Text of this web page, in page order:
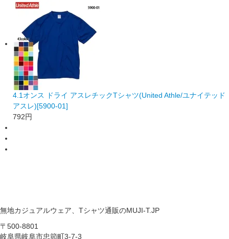
4.1オンス ドライ アスレチックTシャツ(United Athle/ユナイテッド
アスレ)[5900-01]
792円
無地カジュアルウェア、Tシャツ通販のMUJI-T.JP
〒500-8801
岐阜県岐阜市忠節町3-7-3